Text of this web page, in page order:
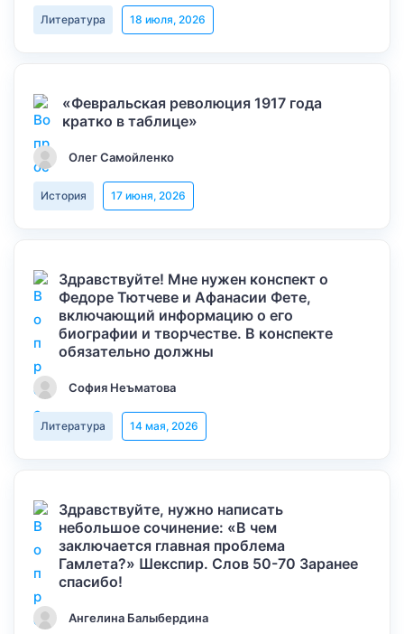
Литература 18 июля, 2026
«Февральская революция 1917 года
кратко в таблице»
Олег Самойленко
История 17 июня, 2026
Здравствуйте! Мне нужен конспект о
Федоре Тютчеве и Афанасии Фете,
включающий информацию о его
биографии и творчестве. В конспекте
обязательно должны
София Неъматова
Литература 14 мая, 2026
Здравствуйте, нужно написать
небольшое сочинение: «В чем
заключается главная проблема
Гамлета?» Шекспир. Слов 50-70 Заранее
спасибо!
Ангелина Балыбердина